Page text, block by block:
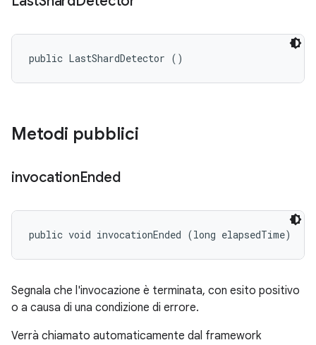
public LastShardDetector ()
Metodi pubblici
invocationEnded
public void invocationEnded (long elapsedTime)
Segnala che l'invocazione è terminata, con esito positivo
o a causa di una condizione di errore.
Verrà chiamato automaticamente dal framework